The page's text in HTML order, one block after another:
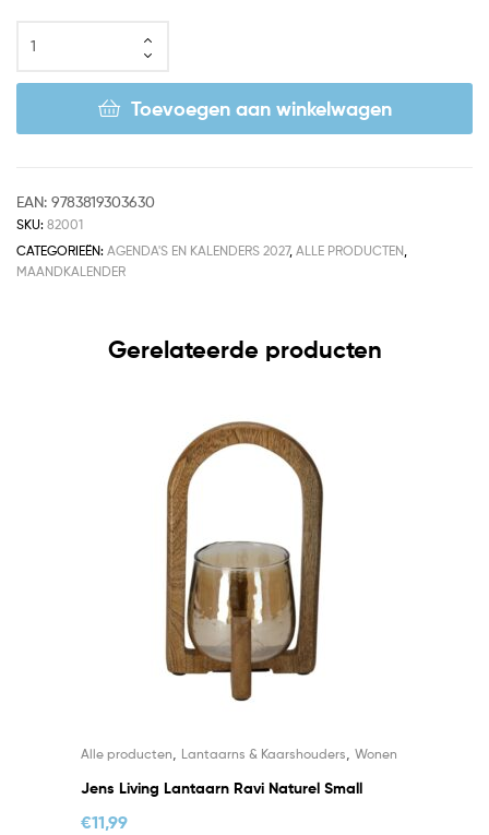
Toevoegen aan winkelwagen
EAN: 9783819303630
SKU: 82001
CATEGORIEËN: AGENDA'S EN KALENDERS 2027, ALLE PRODUCTEN
MAANDKALENDER
Gerelateerde producten
Alle producten, Lantaarns & Kaarshouders, Wonen
Jens Living Lantaarn Ravi Naturel Small
€11,99